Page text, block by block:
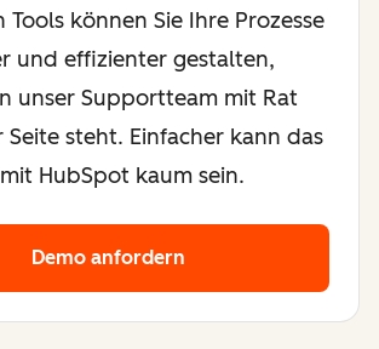
Tools können Sie Ihre Prozesse
und effizienter gestalten,
unser Supportteam mit Rat
Seite steht. Einfacher kann das
HubSpot kaum sein.
Demo anfordern